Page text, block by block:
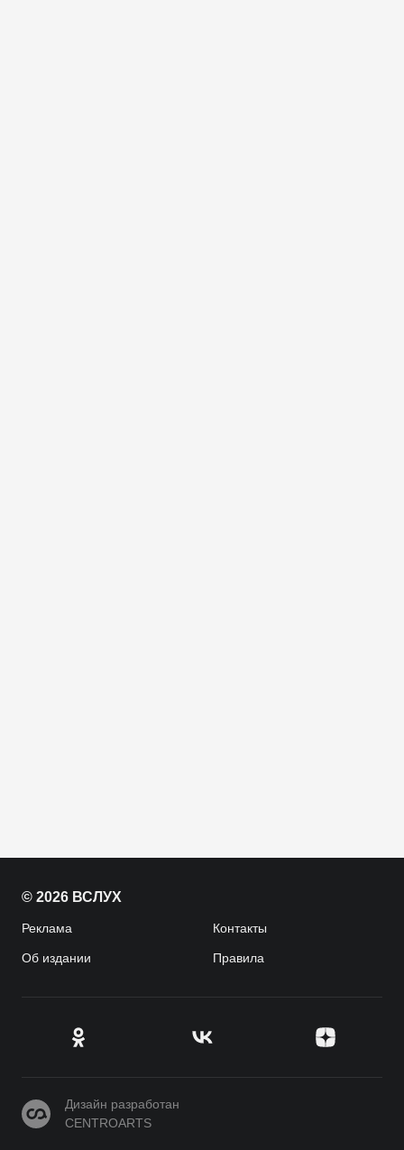
© 2026 ВСЛУХ
Реклама Контакты
Об издании Правила
CENTROARTS